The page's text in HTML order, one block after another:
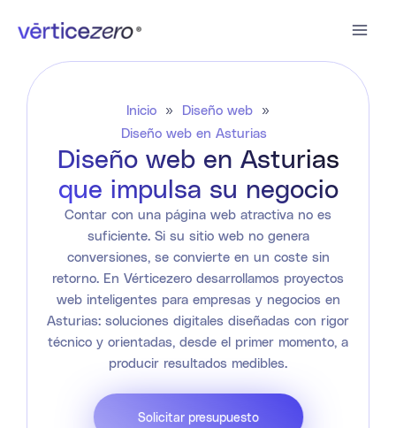
contenido
Inicio » Diseño web
»
Diseño web en Asturias
Diseño web en Asturias
que impulsa su negocio
Contar con una página web atractiva no es
suficiente. Si su sitio web no genera
conversiones, se convierte en un coste sin
retorno. En Vérticezero desarrollamos proyectos
web inteligentes para empresas y negocios en
Asturias: soluciones digitales diseñadas con rigor
técnico y orientadas, desde el primer momento, a
producir resultados medibles.
Solicitar presupuesto